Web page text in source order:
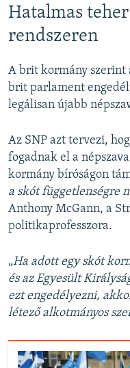
Hatalmas
rendszeren
A brit kormány szerint
brit parlament
legálisan újabb
Az SNP azt tervezi,
fogadnak el a
kormány bíróságon
a skót függetlenségre
Anthony McGann, a
politikaprofesszora.
„​Ha adott egy skót
és az Egyesült
ezt engedélyezni,
létező alkotmányos